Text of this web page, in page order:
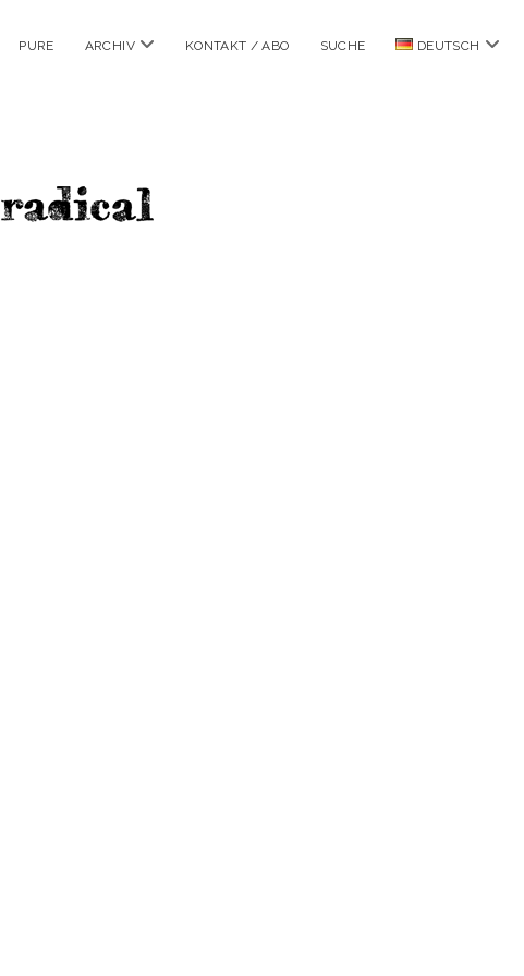
PURE ARCHIV Menü
KONTAKT / ABO SUCHE DEUTSCH Menü
radicalmag